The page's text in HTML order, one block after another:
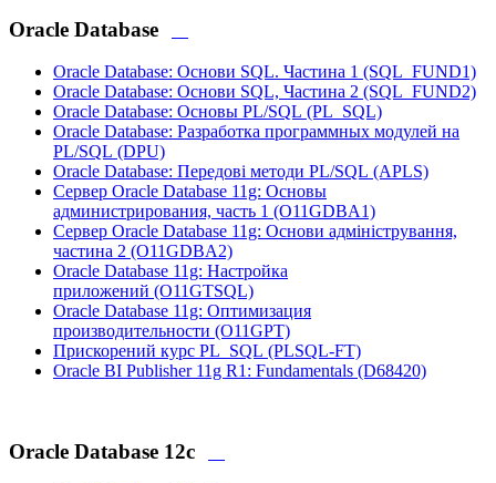
Oracle Database
Oracle Database: Основи SQL. Частина 1 (SQL_FUND1)
Oracle Database: Основи SQL, Частина 2 (SQL_FUND2)
Oracle Database: Основы PL/SQL (PL_SQL)
Oracle Database: Разработка программных модулей на
PL/SQL (DPU)
Oracle Database: Передові методи PL/SQL (APLS)
Сервер Oracle Database 11g: Основы
администрирования, часть 1 (O11GDBA1)
Сервер Oracle Database 11g: Основи адміністрування,
частина 2 (O11GDBA2)
Oracle Database 11g: Настройка
приложений (O11GTSQL)
Oracle Database 11g: Оптимизация
производительности (O11GPT)
Прискорений курс PL_SQL (PLSQL-FT)
Oracle BI Publisher 11g R1: Fundamentals (D68420)
Oracle Database 12c